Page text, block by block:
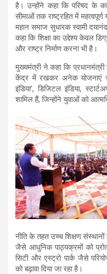
है। उन्होंने कहा कि परिषद के
सीमाओं तक राष्ट्रहित में
महान समाज सुधारक स्वामी
कहा कि शिक्षा का उद्देश्य केवल
और राष्ट्र निर्माण करना भी है।
मुख्यमंत्री ने कहा कि
केंद्र में रखकर अनेक योजनाएं
इंडिया’, डिजिटल इंडिया,
शामिल हैं, जिन्होंने युवाओं को
नीति के तहत उच्च शिक्षण
जैसे आधुनिक पाठ्यक्रमों को
सिटी और एस्ट्रो पार्क जैसे
को बढ़ावा दिया जा रहा है।